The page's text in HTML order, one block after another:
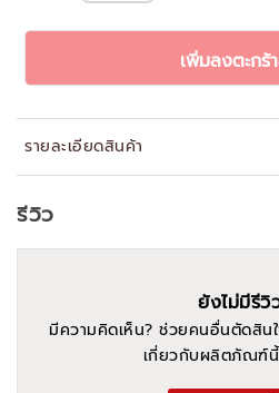
เพิ่มลงตะกร้
รายละเอียดสินค้า
รีวิว
ยังไม่มีรีวิ
มีความคิดเห็น? ช่วยคนอื่นตัดสิ
เกี่ยวกับผลิตภัณฑ์